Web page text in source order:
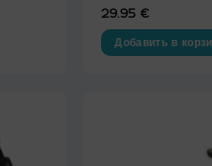
29.95€
Добавить в